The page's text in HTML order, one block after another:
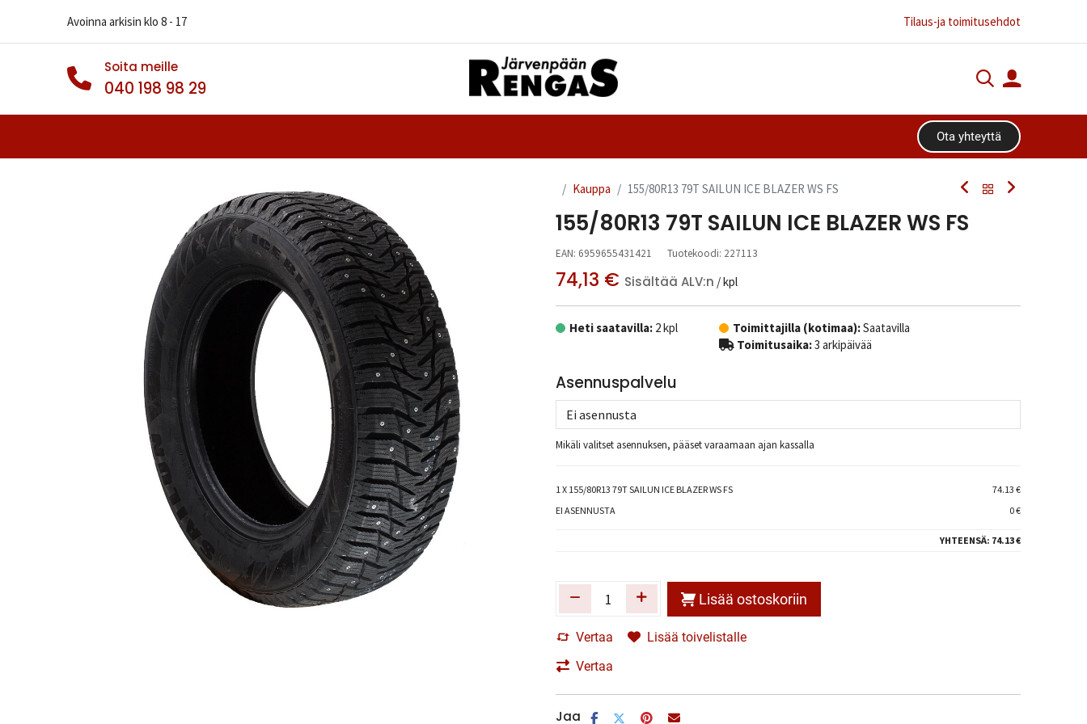
Avoinna arkisin klo 8 - 17 Tilaus-ja toimitusehdot
Soita meille
040 198 98 29
Ota yhteyttä​​​​
Kauppa 155/80R13 79T SAILUN ICE BLAZER WS FS
155/80R13 79T SAILUN ICE BLAZER WS FS
EAN: 6959655431421 Tuotekoodi: 227113
74,13 € Sisältää ALV:n / kpl
Heti saatavilla: 2 kpl Toimittajilla (kotimaa):Saatavilla
Toimitusaika:3 arkipäivää
Asennuspalvelu
Mikäli valitset asennuksen, pääset varaamaan ajan kassalla
1X 155/80R13 79T SAILUN ICE BLAZER WS FS
74.13 €
EI ASENNUSTA
0 €
YHTEENSÄ: 74.13 €
Lisää ostoskoriin
Vertaa
Lisää toivelistalle
Vertaa
Jaa